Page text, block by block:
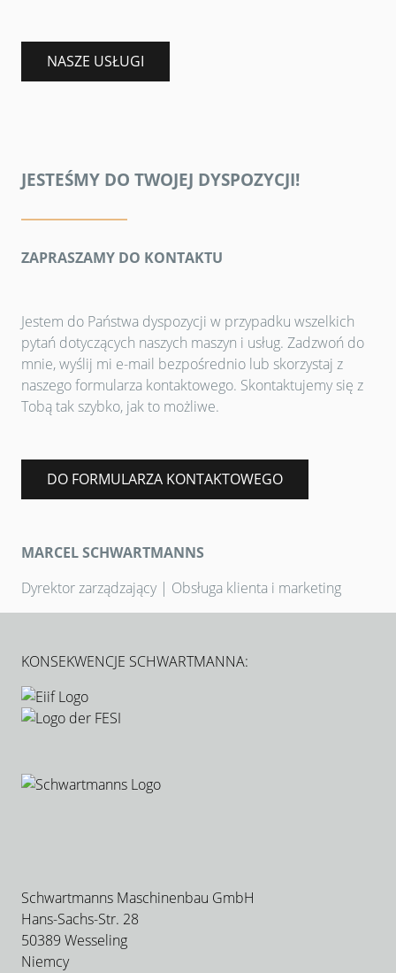
NASZE USŁUGI
JESTEŚMY DO TWOJEJ DYSPOZYCJI!
ZAPRASZAMY DO KONTAKTU
Jestem do Państwa dyspozycji w przypadku wszelkich
pytań dotyczących naszych maszyn i usług. Zadzwoń do
mnie, wyślij mi e-mail bezpośrednio lub skorzystaj z
naszego formularza kontaktowego. Skontaktujemy się z
Tobą tak szybko, jak to możliwe.
DO FORMULARZA KONTAKTOWEGO
MARCEL SCHWARTMANNS
Dyrektor zarządzający | Obsługa klienta i marketing
KONSEKWENCJE SCHWARTMANNA:
Schwartmanns Maschinenbau GmbH
Hans-Sachs-Str. 28
50389 Wesseling
Niemcy